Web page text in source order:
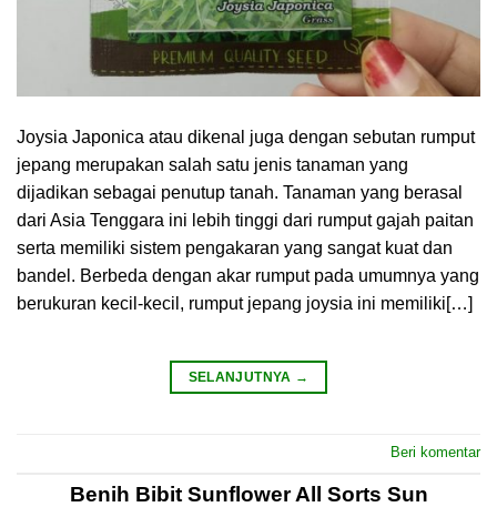
Joysia Japonica atau dikenal juga dengan sebutan rumput
jepang merupakan salah satu jenis tanaman yang
dijadikan sebagai penutup tanah. Tanaman yang berasal
dari Asia Tenggara ini lebih tinggi dari rumput gajah paitan
serta memiliki sistem pengakaran yang sangat kuat dan
bandel. Berbeda dengan akar rumput pada umumnya yang
berukuran kecil-kecil, rumput jepang joysia ini memiliki[…]
SELANJUTNYA →
Beri komentar
Benih Bibit Sunflower All Sorts Sun